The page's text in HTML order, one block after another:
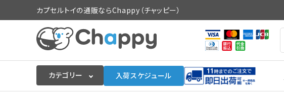
カプセルトイの通販ならChappy（チャッピー）
カテゴリー 入荷スケジュール